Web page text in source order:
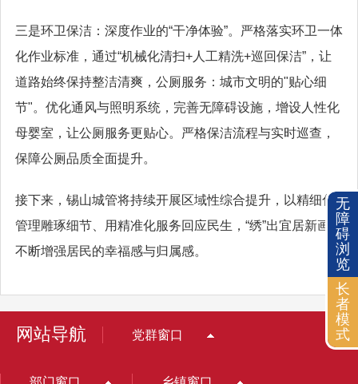
三是环卫保洁：深度作业的“干净体验”。严格落实环卫一体
化作业标准，通过“机械化清扫+人工精洗+巡回保洁”，让
道路始终保持整洁清爽，公厕服务：城市文明的"贴心细
节"。优化通风与照明系统，完善无障碍设施，增设人性化
母婴室，让公厕服务更贴心。严格保洁流程与实时巡查，
保障公厕品质全面提升。
接下来，锡山城管将持续开展区域性综合提升，以精细化
管理雕琢细节、用精准化服务回应民生，“绣”出宜居新画卷
不断增强居民的幸福感与归属感。
网站导航 党群窗口
无
障
碍
浏
览
长
者
模
式